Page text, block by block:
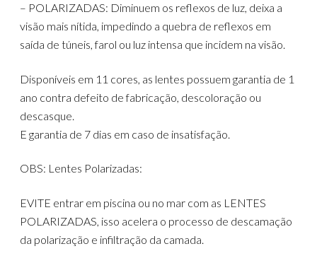
– POLARIZADAS: Diminuem os reflexos de luz, deixa a
visão mais nítida, impedindo a quebra de reflexos em
saída de túneis, farol ou luz intensa que incidem na visão.
Disponíveis em 11 cores, as lentes possuem garantia de 1
ano contra defeito de fabricação, descoloração ou
descasque.
E garantia de 7 dias em caso de insatisfação.
OBS: Lentes Polarizadas:
EVITE entrar em piscina ou no mar com as LENTES
POLARIZADAS, isso acelera o processo de descamação
da polarização e infiltração da camada.